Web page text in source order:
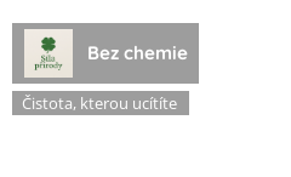
Bez chemie
Čistota, kterou ucítíte